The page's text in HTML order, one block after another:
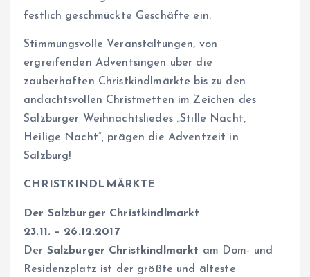
festlich geschmückte Geschäfte ein.
Stimmungsvolle Veranstaltungen, von
ergreifenden Adventsingen über die
zauberhaften Christkindlmärkte bis zu den
andachtsvollen Christmetten im Zeichen des
Salzburger Weihnachtsliedes „Stille Nacht,
Heilige Nacht“, prägen die Adventzeit in
Salzburg!
CHRISTKINDLMÄRKTE
Der Salzburger Christkindlmarkt
23.11. – 26.12.2017
Der Salzburger Christkindlmarkt am Dom- und
Residenzplatz ist der größte und älteste